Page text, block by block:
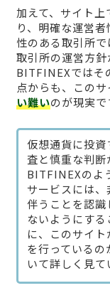
加えて、サイト
り、明確な運営
性のある取引所で
取引所の運営方針
BITFINEXではそ
点からも、この
い難いのが現実で
仮想通貨に投
査と慎重な判断
BITFINEXのよ
サービスには
伴うことを認
ないようにす
に、このサイ
を行っている
いて詳しく見て